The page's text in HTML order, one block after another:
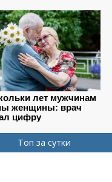
Топ за сутки